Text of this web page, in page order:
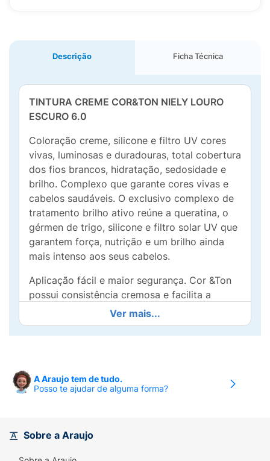
Descrição Ficha Técnica
TINTURA CREME COR&TON NIELY LOURO
ESCURO 6.0
Coloração creme, silicone e filtro UV cores
vivas, luminosas e duradouras, total cobertura
dos fios brancos, hidratação, sedosidade e
brilho. Complexo que garante cores vivas e
cabelos saudáveis. O exclusivo complexo de
tratamento brilho ativo reúne a queratina, o
gérmen de trigo, silicone e filtro solar UV que
garantem força, nutrição e um brilho ainda
mais intenso aos seus cabelos.
Aplicação fácil e maior segurança. Cor &Ton
possui consistência cremosa e facilita a
distribuição nos fios.Para uma cor mais
duradoura, após de enxaguar a coloração,
aplique o tratamento fixacor.Finalização, seus
Recomendações para um perfeito resultado:
mais escura que a cor desejada ou seus
cabelos já são tingidos e a nuance escolhida
for mais clara, consulte um profissional, pois
Ver mais...
A Araujo tem de tudo.
Posso te ajudar de alguma forma?
Sobre a Araujo